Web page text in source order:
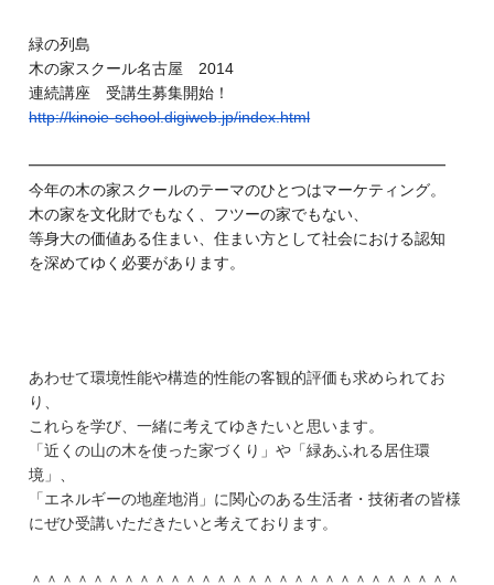
緑の列島
木の家スクール名古屋 2014
連続講座 受講生募集開始！
http://kinoie-school.digiweb.jp/index.html
━━━━━━━━━━━━━━━━━━━━━━━━━━━
今年の木の家スクールのテーマのひとつはマーケティング。
木の家を文化財でもなく、フツーの家でもない、
等身大の価値ある住まい、住まい方として社会における認知
を深めてゆく必要があります。
あわせて環境性能や構造的性能の客観的評価も求められてお
り、
これらを学び、一緒に考えてゆきたいと思います。
「近くの山の木を使った家づくり」や「緑あふれる居住環
境」、
「エネルギーの地産地消」に関心のある生活者・技術者の皆様
にぜひ受講いただきたいと考えております。
＾＾＾＾＾＾＾＾＾＾＾＾＾＾＾＾＾＾＾＾＾＾＾＾＾＾＾＾